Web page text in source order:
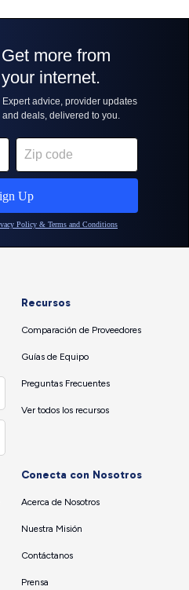
Recursos
Comparación de Proveedores
Guías de Equipo
Preguntas Frecuentes
Ver todos los recursos
Conecta con Nosotros
Acerca de Nosotros
Nuestra Misión
Contáctanos
Prensa